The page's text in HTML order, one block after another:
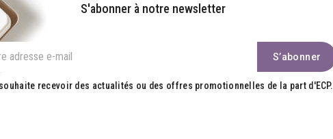
S'abonner à notre newsletter
recevoir des actualités ou des offres promotionnelles de la part d'ECP.